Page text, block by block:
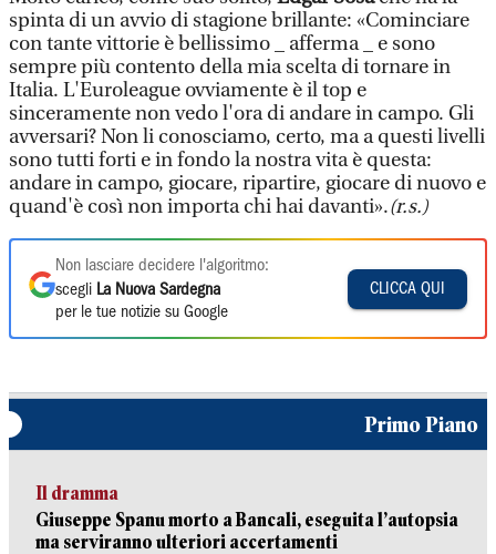
spinta di un avvio di stagione brillante: «Cominciare
con tante vittorie è bellissimo _ afferma _ e sono
sempre più contento della mia scelta di tornare in
Italia. L'Euroleague ovviamente è il top e
sinceramente non vedo l'ora di andare in campo. Gli
avversari? Non li conosciamo, certo, ma a questi livelli
sono tutti forti e in fondo la nostra vita è questa:
andare in campo, giocare, ripartire, giocare di nuovo e
quand'è così non importa chi hai davanti».(r.s.)
Non lasciare decidere l'algoritmo:
scegli La Nuova Sardegna
per le tue notizie su Google
CLICCA QUI
Primo Piano
Il dramma
Giuseppe Spanu morto a Bancali, eseguita l’autopsia
ma serviranno ulteriori accertamenti